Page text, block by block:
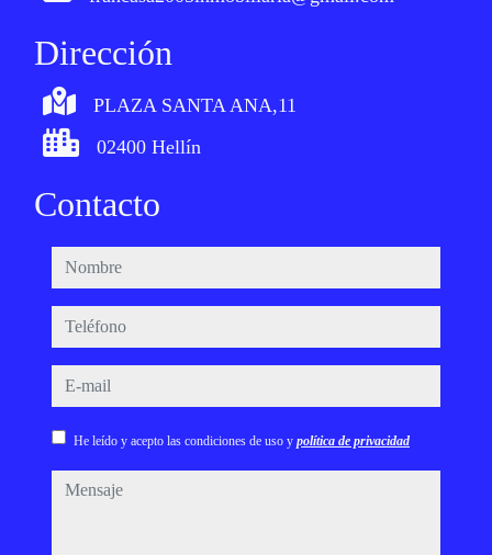
Dirección
PLAZA SANTA ANA,11
02400 Hellín
Contacto
nombre
teléfono
e-mail
He leído y acepto las condiciones de uso y política de privacidad
mensaje